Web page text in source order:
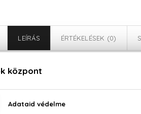
LEÍRÁS ÉRTÉKELÉSEK (0)
Choo I Want Choo With